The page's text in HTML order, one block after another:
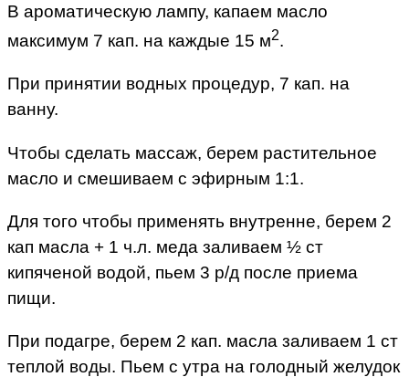
В ароматическую лампу, капаем масло
максимум 7 кап. на каждые 15 м2.
При принятии водных процедур, 7 кап. на
ванну.
Чтобы сделать массаж, берем растительное
масло и смешиваем с эфирным 1:1.
Для того чтобы применять внутренне, берем 2
кап масла + 1 ч.л. меда заливаем ½ ст
кипяченой водой, пьем 3 р/д после приема
пищи.
При подагре, берем 2 кап. масла заливаем 1 ст
теплой воды. Пьем с утра на голодный желудок